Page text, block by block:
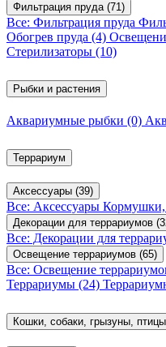
Фильтрация пруда (71)
Все: Фильтрация пруда
Обогрев пруда (4)
Стерилизаторы (10)
Рыбки и растения
Аквариумные рыбки (0)
Террариум
Аксессуары (39)
Все: Аксессуары Кормушки,
Декорации для террариумов
Все: Декорации для
Освещение террариумов (65)
Все: Освещение
Террариумы (24)
Кошки, собаки, грызуны, птицы